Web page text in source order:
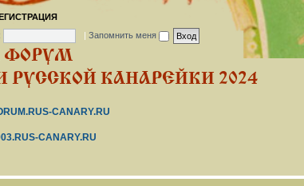
| Запомнить меня
ФОРУМ
КАНАРЕЙКИ 2024
CANARY.RU
CANARY.RU